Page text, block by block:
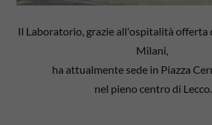
Il Laboratorio, grazie all'ospitalità offerta
Milani,
ha attualmente sede in Piazza
nel pieno centro di Lecco.